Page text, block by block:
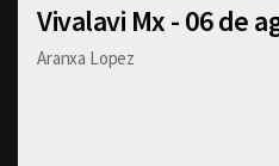
Vivalavi Mx - 06 de
Aranxa Lopez